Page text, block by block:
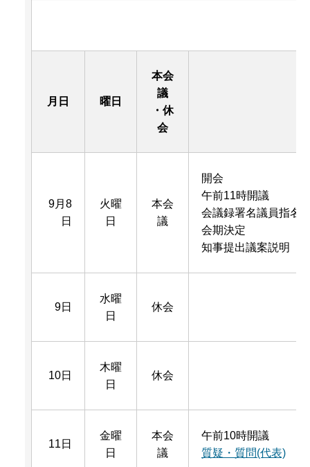
月日 曜日
本会
議
・休
会
9月8
日
火曜
日
本会
議
開会
午前11時開議
会議録署名議員指名
会期決定
知事提出議案説明
9日
水曜
日
休会
10日
木曜
日
休会
11日
金曜
日
本会
議
午前10時開議
質疑・質問(代表)